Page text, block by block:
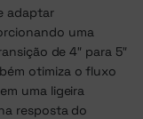
adaptar
uma
de 4″ para 5″
otimiza o fluxo
uma ligeira
resposta do